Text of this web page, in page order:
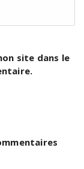
site dans le